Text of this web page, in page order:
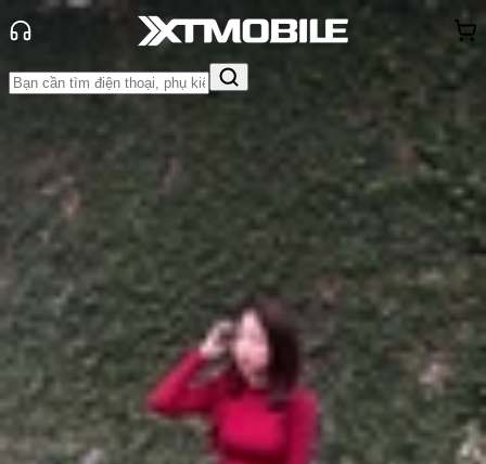
Tin tức
So Sánh
Tin Mới
Đánh Giá - Trên Tay So Sánh Tư vấn
Khuyến
mãiThủ thuật Hỏi đáp App - Game Thông báo
Khách
hàng - Sự kiện
So sánh Galaxy Tab S10 Ultra và
Galaxy Tab S9 Ultra: Đâu là lựa
chọn đáng giá?
Anh Thư